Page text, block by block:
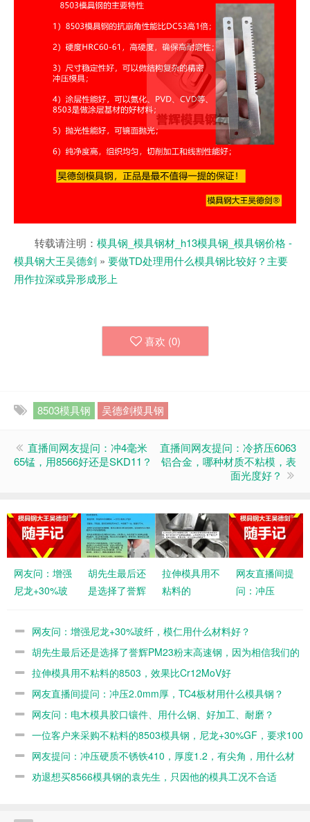
转载请注明： 模具钢_模具钢材_h13模具钢_模具钢价格 -
模具钢大王吴德剑 » 要做TD处理用什么模具钢比较好？主要
用作拉深或异形成形上
喜欢 (0)
8503模具钢 吴德剑模具钢
直播间网友提问：冲4毫米
65锰，用8566好还是SKD11？
直播间网友提问：冷挤压6063
铝合金，哪种材质不粘模，表
面光度好？
网友问：增强
尼龙+30%玻
么材料好？
胡先生最后还
是选择了誉辉
速钢，因为相
拉伸模具用不
粘料的
比Cr12MoV
网友直播间提
问：冲压
网友问：增强尼龙+30%玻纤，模仁用什么材料好？
胡先生最后还是选择了誉辉PM23粉末高速钢，因为相信我们的
专业拉伸模具用不粘料的8503，效果比Cr12MoV好
网友直播间提问：冲压2.0mm厚，TC4板材用什么模具钢？
网友问：电木模具胶口镶件、用什么钢、好加工、耐磨？
一位客户来采购不粘料的8503模具钢，尼龙+30%GF，要求100
万模次网友提问：冲压硬质不锈铁410，厚度1.2，有尖角，用什么材
料能抗崩耐用？
劝退想买8566模具钢的袁先生，只因他的模具工况不合适